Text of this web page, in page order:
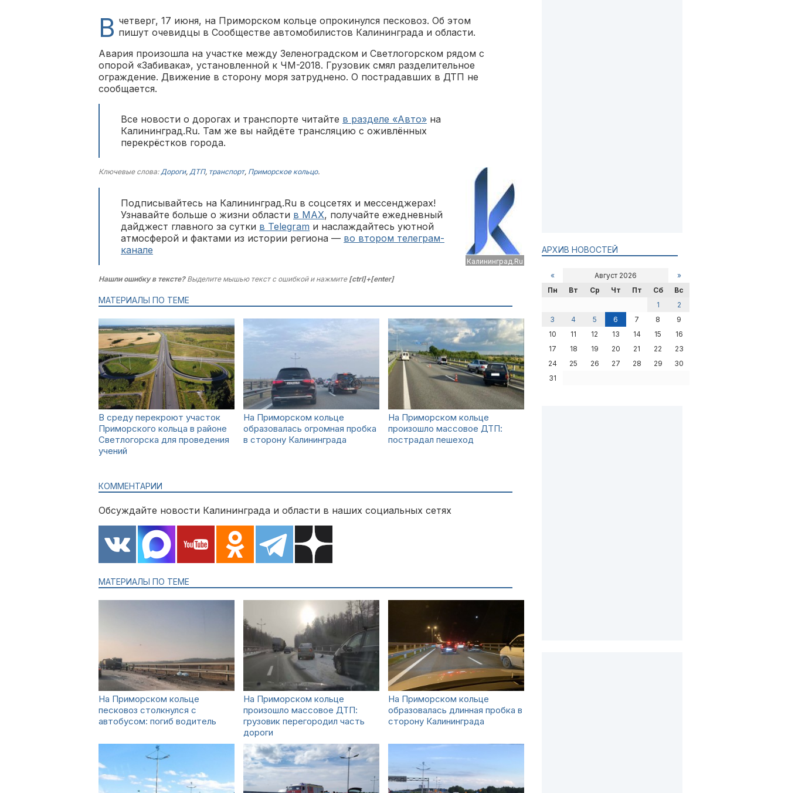
В четверг, 17 июня, на Приморском кольце опрокинулся песковоз. Об этом
пишут очевидцы в Сообществе автомобилистов Калининграда и области.
Авария произошла на участке между Зеленоградском и Светлогорском рядом с
опорой «Забивака», установленной к ЧМ-2018. Грузовик смял разделительное
ограждение. Движение в сторону моря затруднено. О пострадавших в ДТП не
сообщается.
Все новости о дорогах и транспорте читайте в разделе «Авто» на
Калининград.Ru. Там же вы найдёте трансляцию с оживлённых
перекрёстков города.
Калининград.Ru
Ключевые слова:Дороги, ДТП, транспорт, Приморское кольцо.
Подписывайтесь на Калининград.Ru в соцсетях и мессенджерах!
Узнавайте больше о жизни области в MAX, получайте ежедневный
дайджест главного за сутки в Telegram и наслаждайтесь уютной
атмосферой и фактами из истории региона — во втором телеграм-
канале
Нашли ошибку в тексте?Выделите мышью текст с ошибкой и нажмите [ctrl]+[enter]
МАТЕРИАЛЫ ПО ТЕМЕ
В среду перекроют участок
Приморского кольца в районе
Светлогорска для проведения
учений
На Приморском кольце
образовалась огромная пробка
в сторону Калининграда
На Приморском кольце
произошло массовое ДТП:
пострадал пешеход
КОММЕНТАРИИ
Обсуждайте новости Калининграда и области в наших социальных сетях
МАТЕРИАЛЫ ПО ТЕМЕ
На Приморском кольце
песковоз столкнулся с
автобусом: погиб водитель
На Приморском кольце
произошло массовое ДТП:
грузовик перегородил часть
дороги
На Приморском кольце
образовалась длинная пробка в
сторону Калининграда
АРХИВ НОВОСТЕЙ
« Август 2026
»
Пн
Вт Ср Чт Пт Сб
Вс
1
2
3
4 5 6 7 8
9
10
11 12 13 14 15
16
17
18 19 20 21 22
23
24
25 26 27 28 29
30
31